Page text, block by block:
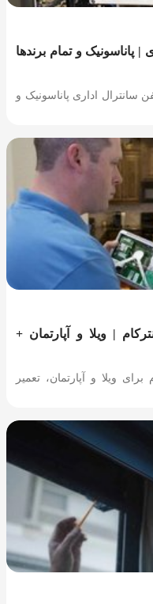
پاناسونیک و تمام برندها
سانترال اداری پاناسونیک و
| ویلا و آپارتمان +
ویلا و آپارتمان، تعمیر